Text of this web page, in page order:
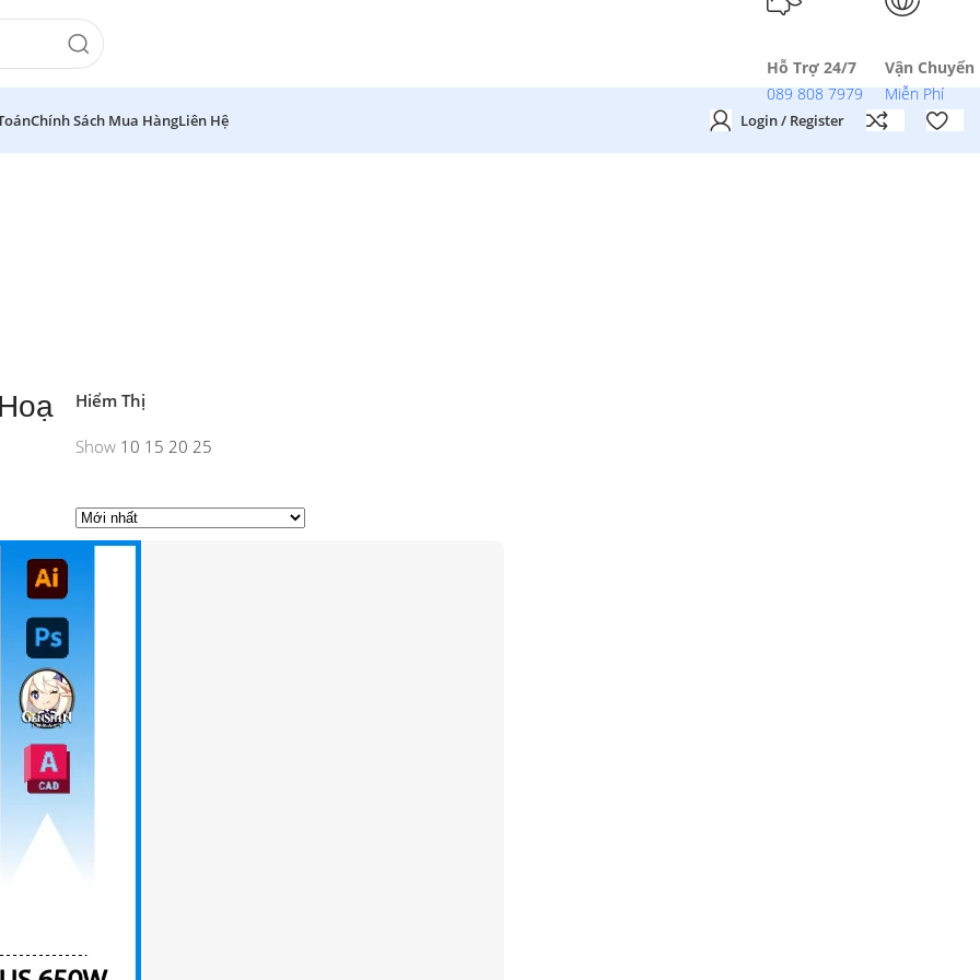
Hỗ Trợ 24/7
089 808 7979
Vận Chuyển
Miễn Phí
Chính Sách Mua HàngLiên Hệ Login / Register
Hiểm Thị
Show 10 15 20 25